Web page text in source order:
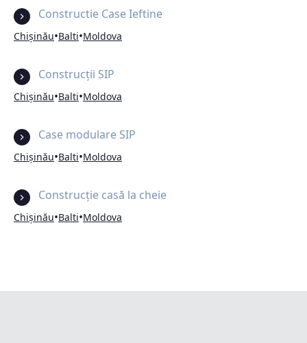
Constructie Case Ieftine
Chișinău•Balti•Moldova
Construcții SIP
Chișinău•Balti•Moldova
Case modulare SIP
Chișinău•Balti•Moldova
Construcție casă la cheie
Chișinău•Balti•Moldova